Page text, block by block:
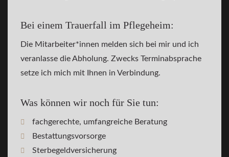
Bei einem Trauerfall im Pflegeheim:
Die Mitarbeiter*innen melden sich bei mir und ich
veranlasse die Abholung. Zwecks Terminabsprache
setze ich mich mit Ihnen in Verbindung.
Was können wir noch für Sie tun:
fachgerechte, umfangreiche Beratung
Bestattungsvorsorge
Sterbegeldversicherung